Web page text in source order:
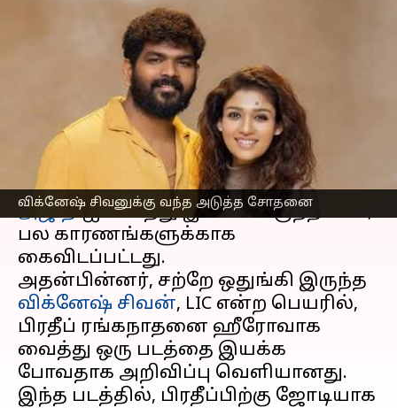
விக்னேஷ் சிவனுக்கு வந்த அடுத்த சோதனை
மீண்டும் மீண்டுமா?
விக்னேஷ் சிவனுக்கு
வந்த அடுத்த சோதனை
Venkatalakshmi V Jan 18, 2024 12:42 pm
செய்தி முன்னோட்டம்
இயக்குனர் விக்னேஷ் சிவன்,நடிகர்
அஜித்-ஐ வைத்து இயக்கவிருந்த படம்,
பல காரணங்களுக்காக
கைவிடப்பட்டது.
அதன்பின்னர், சற்றே ஒதுங்கி இருந்த
விக்னேஷ் சிவன், LIC என்ற பெயரில்,
பிரதீப் ரங்கநாதனை ஹீரோவாக
வைத்து ஒரு படத்தை இயக்க
போவதாக அறிவிப்பு வெளியானது.
இந்த படத்தில், பிரதீப்பிற்கு ஜோடியாக